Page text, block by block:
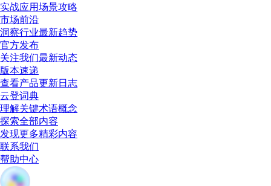
实战应用场景攻略
市场前沿
洞察行业最新趋势
官方发布
关注我们最新动态
版本速递
查看产品更新日志
云登词典
理解关键术语概念
探索全部内容
发现更多精彩内容
联系我们
帮助中心